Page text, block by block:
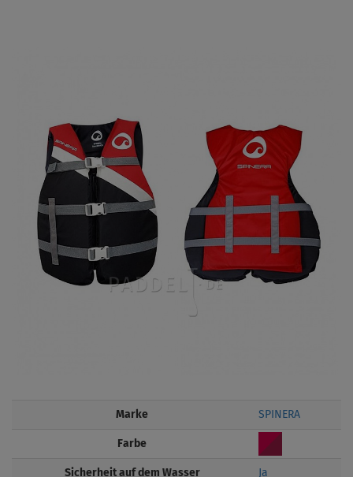
Marke SPINERA
Farbe
Sicherheit auf dem Wasser Ja